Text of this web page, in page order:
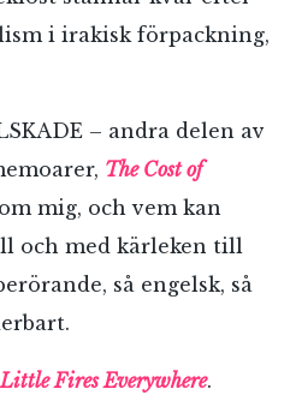
i irakisk förpackning,
– andra delen av
The Cost of
mig, och vem kan
och med kärleken till
så engelsk, så
Little Fires Everywhere.